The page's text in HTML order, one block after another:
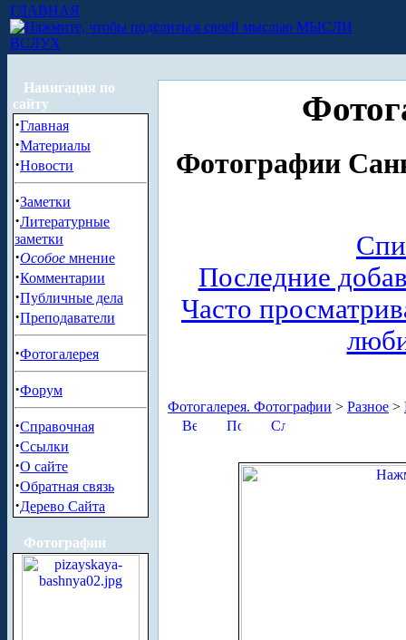
ГЛАВНАЯ
МЫСЛИ
ВСЛУХ
Навигация по
сайту
·Главная
·Материалы
·Новости
·Заметки
·Литературные
заметки
·Особое мнение
·Комментарии
·Публичные дела
·Преподаватели
·Фотогалерея
·Форум
·Справочная
·Ссылки
·О сайте
·Обратная связь
·Дерево Сайта
Фотографии
Фотографии
Последние
Часто
Фотогалерея. Фотографии > Разное >